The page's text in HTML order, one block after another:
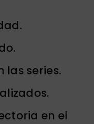
las series.
en el